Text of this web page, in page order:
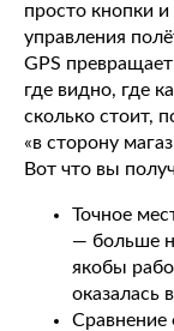
просто кнопки
управления
GPS
где видно, где
сколько стоит,
«в сторону
Вот что вы
Точное
— больше
якобы
оказалась
Сравнение